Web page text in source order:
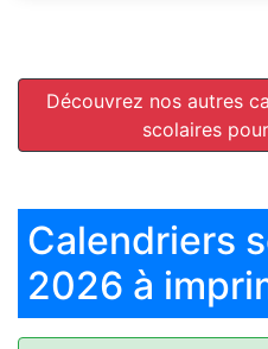
Découvrez nos autres
scolaires
Calendriers
2026 à